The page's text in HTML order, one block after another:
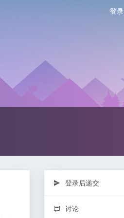
登录
登录后递交
讨论